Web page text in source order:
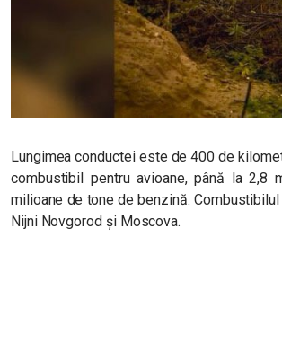
Lungimea conductei este de 400 de
combustibil pentru avioane, până la
milioane de tone de benzină.
Nijni Novgorod și Moscova.